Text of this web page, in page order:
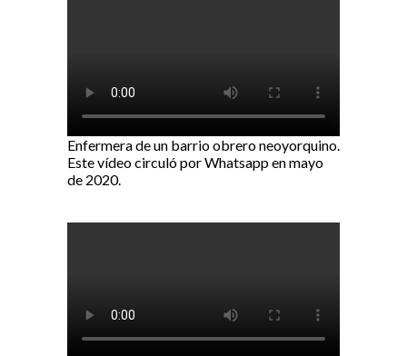
Enfermera de un barrio obrero neoyorquino.
Este vídeo circuló por Whatsapp en mayo
de 2020.